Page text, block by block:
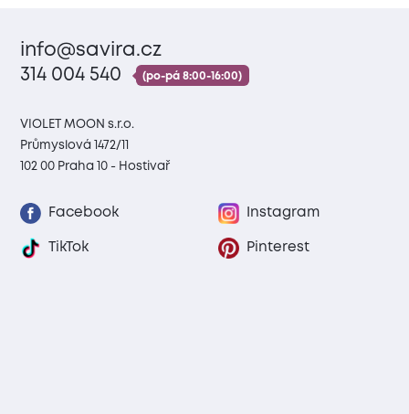
info@savira.cz
314 004 540
(po-pá 8:00-16:00)
VIOLET MOON s.r.o.
Průmyslová 1472/11
102 00 Praha 10 - Hostivař
Facebook Instagram
TikTok Pinterest